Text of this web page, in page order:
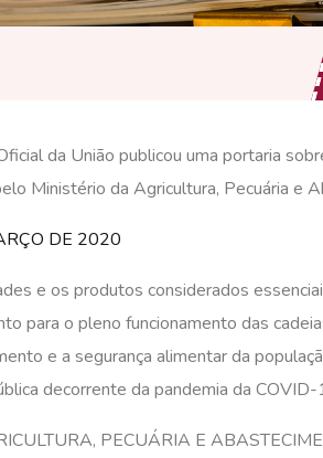
da União publicou uma portaria
Ministério da Agricultura, Pecuária e
DE 2020
e os produtos considerados
para o pleno funcionamento das
e a segurança alimentar da
decorrente da pandemia da COVID-
PECUÁRIA E